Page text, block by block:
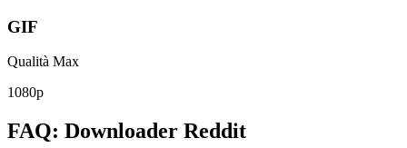
GIF
Qualità Max
1080p
FAQ: Downloader Reddit